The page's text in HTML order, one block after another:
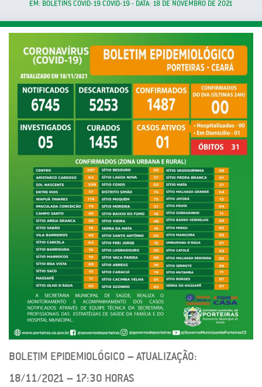
EM: BOLETINS COVID-19 COVID-19 - DATA: 18 DE NOVEMBRO DE 2021
BOLETIM EPIDEMIOLÓGICO – ATUALIZAÇÃO:
18/11/2021 – 17:30 HORAS